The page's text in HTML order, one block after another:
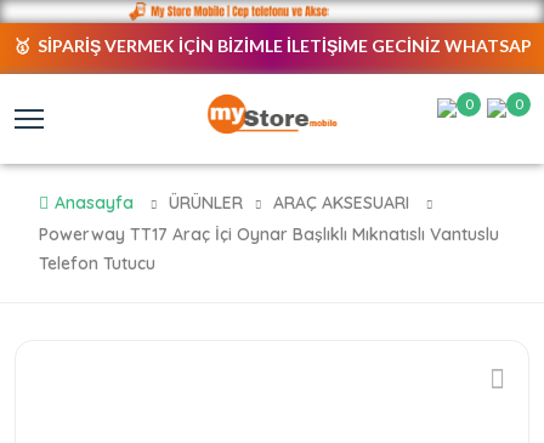
🥇 SİPARİŞ VERMEK İÇİN BİZİMLE İLETİŞİME GECİNİZ WHATSAP
NUMARAMIZ AKTİFTİR. 😎
0 0
Anasayfa ÜRÜNLER
ARAÇ AKSESUARI
Powerway TT17 Araç İçi Oynar Başlıklı Mıknatıslı Vantuslu
Telefon Tutucu